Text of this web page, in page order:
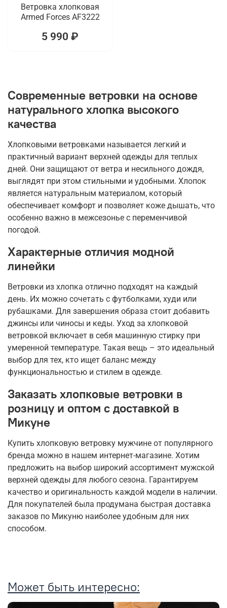
Ветровка хлопковая
Armed Forces AF3222
5 990 ₽
Современные ветровки на основе
натурального хлопка высокого
качества
Хлопковыми ветровками называется легкий и
практичный вариант верхней одежды для теплых
дней. Они защищают от ветра и несильного дождя,
выглядят при этом стильными и удобными. Хлопок
является натуральным материалом, который
обеспечивает комфорт и позволяет коже дышать, что
особенно важно в межсезонье с переменчивой
погодой.
Характерные отличия модной
линейки
Ветровки из хлопка отлично подходят на каждый
день. Их можно сочетать с футболками, худи или
рубашками. Для завершения образа стоит добавить
джинсы или чиносы и кеды. Уход за хлопковой
ветровкой включает в себя машинную стирку при
умеренной температуре. Такая вещь – это идеальный
выбор для тех, кто ищет баланс между
функциональностью и стилем в одежде.
Заказать хлопковые ветровки в
розницу и оптом с доставкой в
Микуне
Купить хлопковую ветровку мужчине от популярного
бренда можно в нашем интернет-магазине. Хотим
предложить на выбор широкий ассортимент мужской
верхней одежды для любого сезона. Гарантируем
качество и оригинальность каждой модели в наличии.
Для покупателей была продумана быстрая доставка
заказов по Микуню наиболее удобным для них
способом.
Может быть интересно: